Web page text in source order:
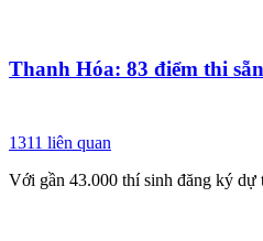
Thanh Hóa: 83 điểm thi
1311 liên quan
Với gần 43.000 thí sinh đăng ký dự